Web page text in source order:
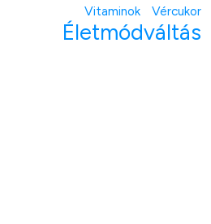
Vitaminok Vércukor
Életmódváltás